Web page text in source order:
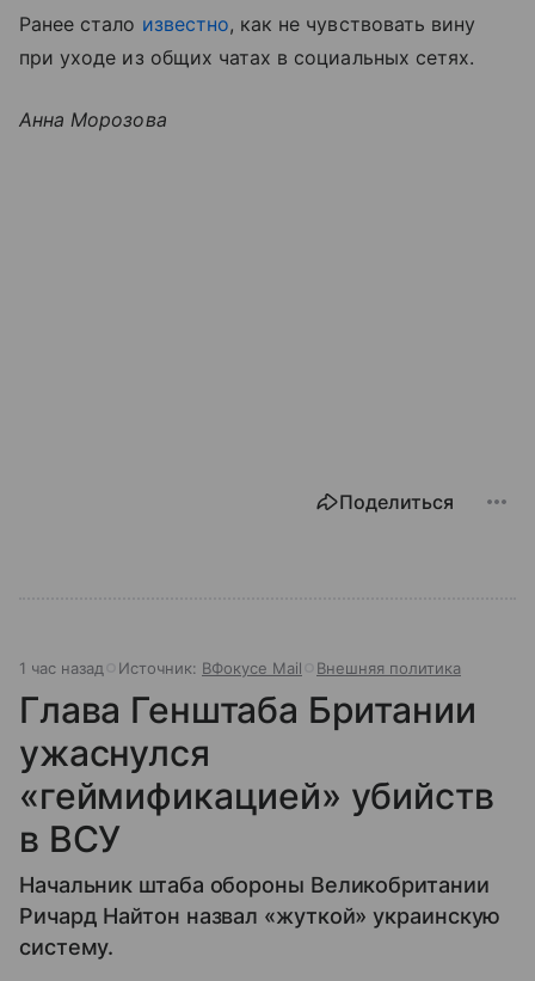
Ранее стало известно, как не чувствовать вину
при уходе из общих чатах в социальных сетях.
Анна Морозова
Поделиться
1 час назад Источник: ВФокусе Mail Внешняя политика
Глава Генштаба Британии
ужаснулся
«геймификацией» убийств
в ВСУ
Начальник штаба обороны Великобритании
Ричард Найтон назвал «жуткой» украинскую
систему.